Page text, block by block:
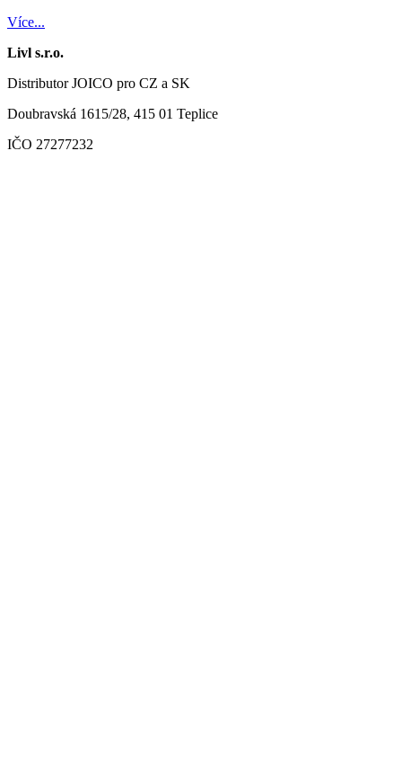
Více...
Livl s.r.o.
Distributor JOICO pro CZ a SK
Doubravská 1615/28, 415 01 Teplice
IČO 27277232